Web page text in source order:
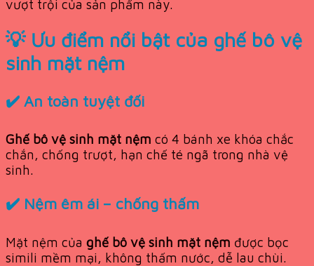
vượt trội của sản phẩm này.
💡 Ưu điểm nổi bật của ghế bô vệ
sinh mặt nệm
✔️ An toàn tuyệt đối
Ghế bô vệ sinh mặt nệm có 4 bánh xe khóa chắc
chắn, chống trượt, hạn chế té ngã trong nhà vệ
sinh.
✔️ Nệm êm ái – chống thấm
Mặt nệm của ghế bô vệ sinh mặt nệm được bọc
simili mềm mại, không thấm nước, dễ lau chùi.